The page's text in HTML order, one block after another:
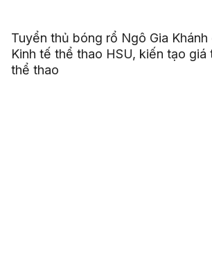
Tuyển thủ bóng rổ Ngô Gia Khánh
Kinh tế thể thao HSU, kiến tạo giá
thể thao